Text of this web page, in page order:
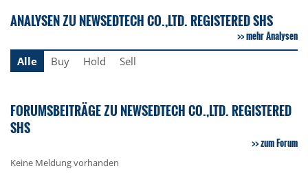
ANALYSEN ZU NEWSEDTECH CO.,LTD. REGISTERED SHS
mehr Analysen
Alle
Buy Hold Sell
FORUMSBEITRÄGE ZU NEWSEDTECH CO.,LTD. REGISTERED
SHS
zum Forum
Keine Meldung vorhanden